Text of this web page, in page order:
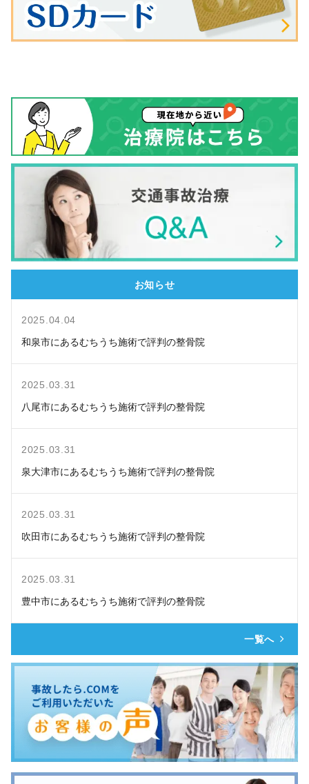
お知らせ
2025.04.04
和泉市にあるむちうち施術で評判の整骨院
2025.03.31
八尾市にあるむちうち施術で評判の整骨院
2025.03.31
泉大津市にあるむちうち施術で評判の整骨院
2025.03.31
吹田市にあるむちうち施術で評判の整骨院
2025.03.31
豊中市にあるむちうち施術で評判の整骨院
一覧へ